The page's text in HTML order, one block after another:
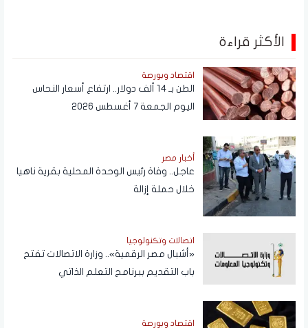
الأكثر قراءة
اقتصاد وبورصة
الطن بـ 14 ألف دولار.. ارتفاع أسعار النحاس
اليوم الجمعة 7 أغسطس 2026
أخبار مصر
عاجل.. وفاة رئيس الوحدة المحلية بقرية ناهيا
خلال حملة إزالة
اتصالات وتكنولوجيا
«أشبال مصر الرقمية».. وزارة الاتصالات تفتح
باب التقديم ببرنامج التعلم الذاتي
اقتصاد وبورصة